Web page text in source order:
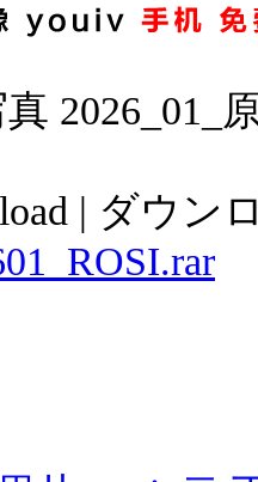
2026_01_
| ダウン